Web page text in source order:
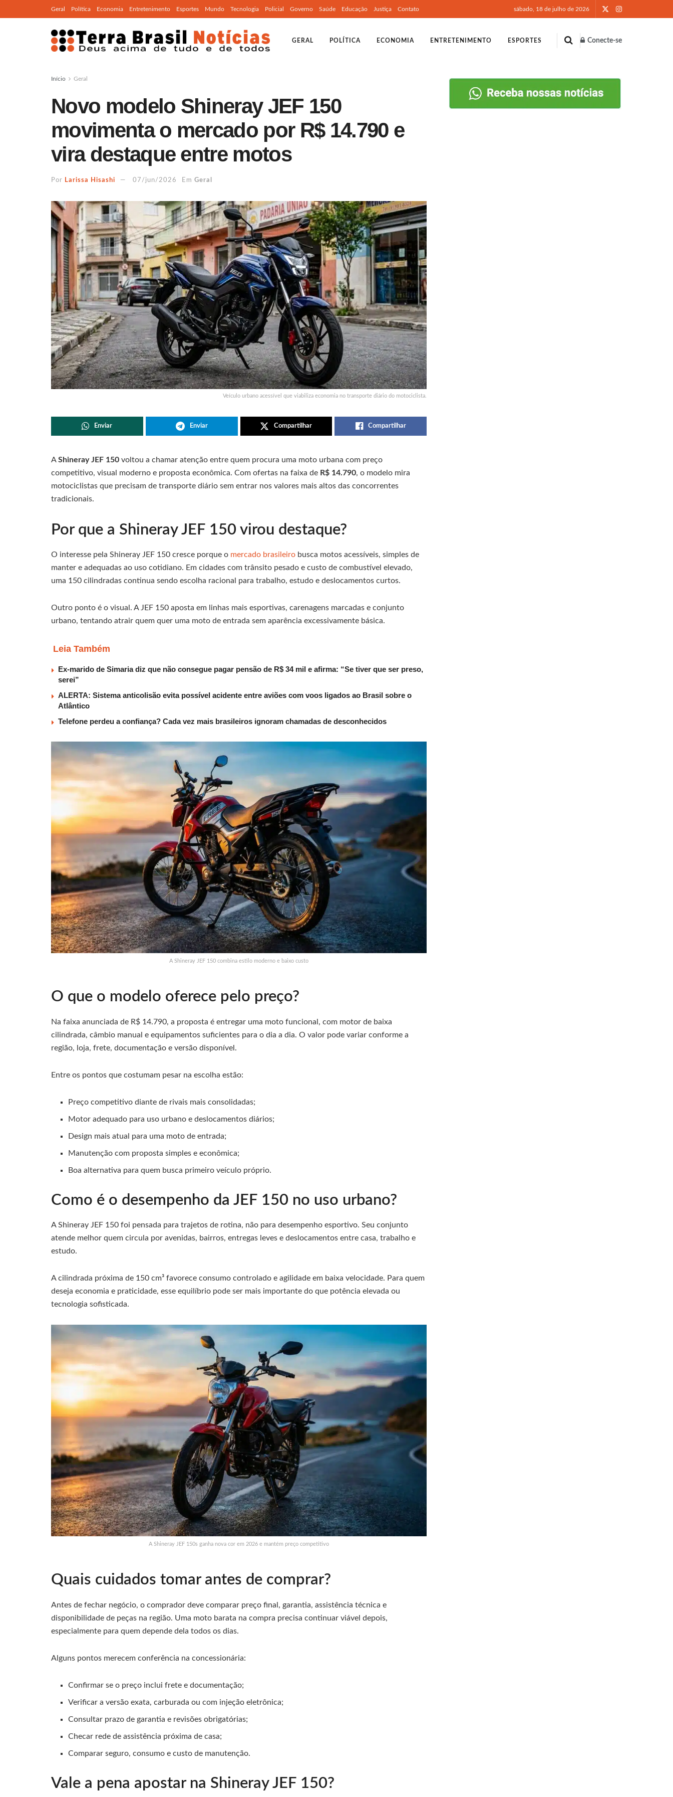
Geral Política Economia Entretenimento Esportes Mundo Tecnologia Policial Governo Saúde Educação Justiça Contato sábado, 18 de julho de 2026
GERAL POLÍTICA ECONOMIA ENTRETENIMENTO ESPORTES Conecte-se
Início Geral
Novo modelo Shineray JEF 150
movimenta o mercado por R$ 14.790 e
vira destaque entre motos
Por Larissa Hisashi 07/jun/2026 Em Geral
Veículo urbano acessível que viabiliza economia no transporte diário do motociclista.
Enviar Enviar Compartilhar Compartilhar
AShineray JEF 150 voltou a chamar atenção entre quem procura uma moto urbana com preço
competitivo, visual moderno e proposta econômica. Com ofertas na faixa de R$ 14.790, o modelo mira
motociclistas que precisam de transporte diário sem entrar nos valores mais altos das concorrentes
tradicionais.
Por que a Shineray JEF 150 virou destaque?
O interesse pela Shineray JEF 150 cresce porque o mercado brasileiro busca motos acessíveis, simples de
manter e adequadas ao uso cotidiano. Em cidades com trânsito pesado e custo de combustível elevado,
uma 150 cilindradas continua sendo escolha racional para trabalho, estudo e deslocamentos curtos.
Outro ponto é o visual. A JEF 150 aposta em linhas mais esportivas, carenagens marcadas e conjunto
urbano, tentando atrair quem quer uma moto de entrada sem aparência excessivamente básica.
Leia Também
Ex-marido de Simaria diz que não consegue pagar pensão de R$ 34 mil e afirma: “Se tiver que ser preso,
serei”
ALERTA: Sistema anticolisão evita possível acidente entre aviões com voos ligados ao Brasil sobre o
Atlântico
Telefone perdeu a confiança? Cada vez mais brasileiros ignoram chamadas de desconhecidos
A Shineray JEF 150 combina estilo moderno e baixo custo
O que o modelo oferece pelo preço?
Na faixa anunciada de R$ 14.790, a proposta é entregar uma moto funcional, com motor de baixa
cilindrada, câmbio manual e equipamentos suficientes para o dia a dia. O valor pode variar conforme a
região, loja, frete, documentação e versão disponível.
Entre os pontos que costumam pesar na escolha estão:
Preço competitivo diante de rivais mais consolidadas;
Motor adequado para uso urbano e deslocamentos diários;
Design mais atual para uma moto de entrada;
Manutenção com proposta simples e econômica;
Boa alternativa para quem busca primeiro veículo próprio.
Como é o desempenho da JEF 150 no uso urbano?
A Shineray JEF 150 foi pensada para trajetos de rotina, não para desempenho esportivo. Seu conjunto
atende melhor quem circula por avenidas, bairros, entregas leves e deslocamentos entre casa, trabalho e
estudo.
A cilindrada próxima de 150 cm³ favorece consumo controlado e agilidade em baixa velocidade. Para quem
deseja economia e praticidade, esse equilíbrio pode ser mais importante do que potência elevada ou
tecnologia sofisticada.
A Shineray JEF 150s ganha nova cor em 2026 e mantém preço competitivo
Quais cuidados tomar antes de comprar?
Antes de fechar negócio, o comprador deve comparar preço final, garantia, assistência técnica e
disponibilidade de peças na região. Uma moto barata na compra precisa continuar viável depois,
especialmente para quem depende dela todos os dias.
Alguns pontos merecem conferência na concessionária:
Confirmar se o preço inclui frete e documentação;
Verificar a versão exata, carburada ou com injeção eletrônica;
Consultar prazo de garantia e revisões obrigatórias;
Checar rede de assistência próxima de casa;
Comparar seguro, consumo e custo de manutenção.
Vale a pena apostar na Shineray JEF 150?